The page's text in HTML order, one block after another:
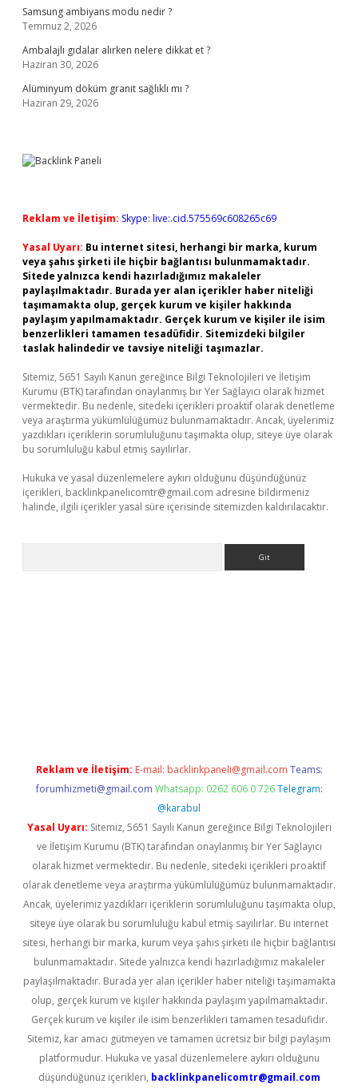
Samsung ambiyans modu nedir ?
Temmuz 2, 2026
Ambalajlı gıdalar alırken nelere dikkat et ?
Haziran 30, 2026
Alüminyum döküm granit sağlıklı mı ?
Haziran 29, 2026
Reklam ve İletişim: Skype: live:.cid.575569c608265c69
Yasal Uyarı: Bu internet sitesi, herhangi bir marka, kurum
veya şahıs şirketi ile hiçbir bağlantısı bulunmamaktadır.
Sitede yalnızca kendi hazırladığımız makaleler
paylaşılmaktadır. Burada yer alan içerikler haber niteliği
taşımamakta olup, gerçek kurum ve kişiler hakkında
paylaşım yapılmamaktadır. Gerçek kurum ve kişiler ile isim
benzerlikleri tamamen tesadüfidir. Sitemizdeki bilgiler
taslak halindedir ve tavsiye niteliği taşımazlar.
Sitemiz, 5651 Sayılı Kanun gereğince Bilgi Teknolojileri ve İletişim
Kurumu (BTK) tarafından onaylanmış bir Yer Sağlayıcı olarak hizmet
vermektedir. Bu nedenle, sitedeki içerikleri proaktif olarak denetleme
veya araştırma yükümlülüğümüz bulunmamaktadır. Ancak, üyelerimiz
yazdıkları içeriklerin sorumluluğunu taşımakta olup, siteye üye olarak
bu sorumluluğu kabul etmiş sayılırlar.
Hukuka ve yasal düzenlemelere aykırı olduğunu düşündüğünüz
içerikleri, backlinkpanelicomtr@gmail.com adresine bildirmeniz
halinde, ilgili içerikler yasal süre içerisinde sitemizden kaldırılacaktır.
Reklam ve İletişim: E-mail: backlinkpaneli@gmail.com Teams:
forumhizmeti@gmail.com Whatsapp: 0262 606 0 726 Telegram:
@karabul
Yasal Uyarı: Sitemiz, 5651 Sayılı Kanun gereğince Bilgi Teknolojileri
ve İletişim Kurumu (BTK) tarafından onaylanmış bir Yer Sağlayıcı
olarak hizmet vermektedir. Bu nedenle, sitedeki içerikleri proaktif
olarak denetleme veya araştırma yükümlülüğümüz bulunmamaktadır.
Ancak, üyelerimiz yazdıkları içeriklerin sorumluluğunu taşımakta olup,
siteye üye olarak bu sorumluluğu kabul etmiş sayılırlar. Bu internet
sitesi, herhangi bir marka, kurum veya şahıs şirketi ile hiçbir bağlantısı
bulunmamaktadır. Sitede yalnızca kendi hazırladığımız makaleler
paylaşılmaktadır. Burada yer alan içerikler haber niteliği taşımamakta
olup, gerçek kurum ve kişiler hakkında paylaşım yapılmamaktadır.
Gerçek kurum ve kişiler ile isim benzerlikleri tamamen tesadüfidir.
Sitemiz, kar amacı gütmeyen ve tamamen ücretsiz bir bilgi paylaşım
platformudur. Hukuka ve yasal düzenlemelere aykırı olduğunu
düşündüğünüz içerikleri, backlinkpanelicomtr@gmail.com